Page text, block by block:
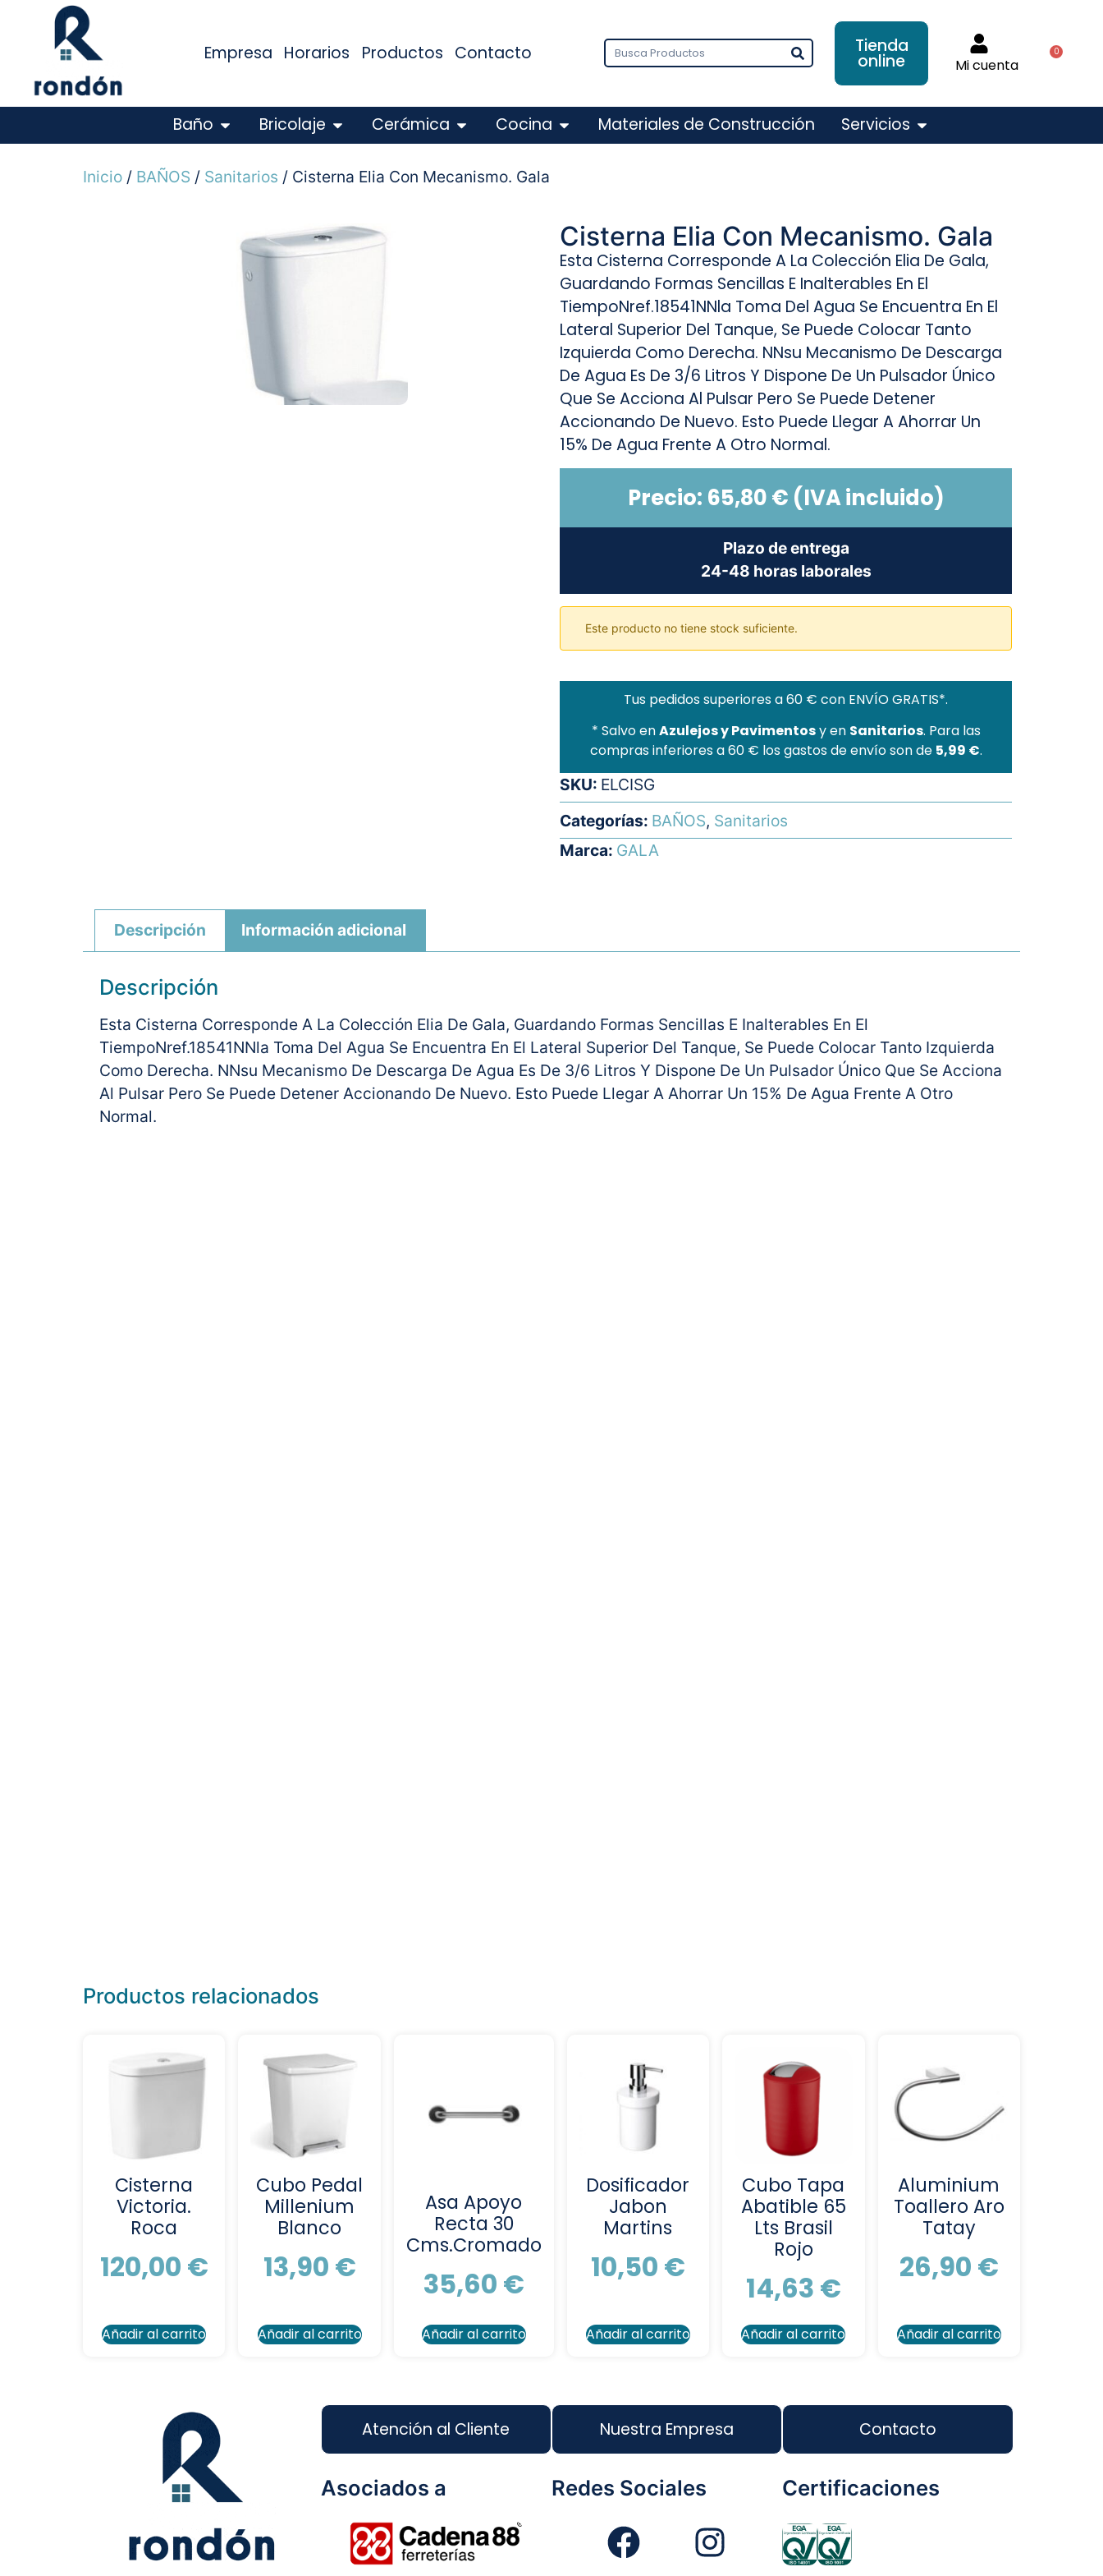
Empresa Horarios Productos Contacto Tienda
online Mi cuenta
0
Baño Bricolaje Cerámica Cocina Materiales de Construcción Servicios
Inicio/ BAÑOS / Sanitarios / Cisterna Elia Con Mecanismo. Gala
Cisterna Elia Con Mecanismo. Gala
Esta Cisterna Corresponde A La Colección Elia De Gala,
Guardando Formas Sencillas E Inalterables En El
TiempoNref.18541NNla Toma Del Agua Se Encuentra En El
Lateral Superior Del Tanque, Se Puede Colocar Tanto
Izquierda Como Derecha. NNsu Mecanismo De Descarga
De Agua Es De 3/6 Litros Y Dispone De Un Pulsador Único
Que Se Acciona Al Pulsar Pero Se Puede Detener
Accionando De Nuevo. Esto Puede Llegar A Ahorrar Un
15% De Agua Frente A Otro Normal.
Precio: 65,80€ (IVA incluido)
Plazo de entrega
24-48 horas laborales
Este producto no tiene stock suficiente.
Tus pedidos superiores a 60 € con ENVÍO GRATIS*.
* Salvo enAzulejos y Pavimentosy en Sanitarios. Para las
compras inferiores a 60 € los gastos de envío son de 5,99 €.
SKU: ELCISG
Categorías: BAÑOS, Sanitarios
Marca: GALA
Descripción Información adicional
Descripción
Esta Cisterna Corresponde A La Colección Elia De Gala, Guardando Formas Sencillas E Inalterables En El
TiempoNref.18541NNla Toma Del Agua Se Encuentra En El Lateral Superior Del Tanque, Se Puede Colocar Tanto Izquierda
Como Derecha. NNsu Mecanismo De Descarga De Agua Es De 3/6 Litros Y Dispone De Un Pulsador Único Que Se Acciona
Al Pulsar Pero Se Puede Detener Accionando De Nuevo. Esto Puede Llegar A Ahorrar Un 15% De Agua Frente A Otro
Normal.
Productos relacionados
Cisterna
Victoria.
Roca
120,00 €
Añadir al carrito
Cubo Pedal
Millenium
Blanco
13,90 €
Añadir al carrito
Asa Apoyo
Recta 30
Cms.Cromado
35,60 €
Añadir al carrito
Dosificador
Jabon
Martins
10,50 €
Añadir al carrito
Cubo Tapa
Abatible 65
Lts Brasil
Rojo
14,63 €
Añadir al carrito
Aluminium
Toallero Aro
Tatay
26,90 €
Añadir al carrito
Atención al Cliente
Asociados a
Nuestra Empresa
Redes Sociales
Contacto
Certificaciones